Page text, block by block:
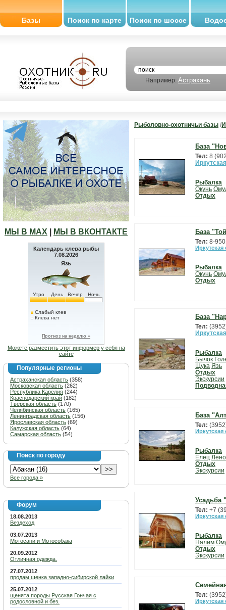
Базы Поиск по карте Поиск по шоссе
Например: Астрахань
МЫ В МАХ МЫ В ВКОНТАКТЕ
Календарь клева рыбы
7.08.2026
Язь
Утро День Вечер Ночь
Слабый клев
Клева нет
Прогноз на неделю »
Можете разместить этот информер у себя на
сайте
Популярные регионы
Астраханская область (358)
Московская область (262)
Республика Карелия (244)
Краснодарский край (182)
Тверская область (170)
Челябинская область (165)
Ленинградская область (156)
Ярославская область (69)
Калужская область (64)
Самарская область (54)
Поиск по городу
Все города »
Форум
18.08.2013
Вездеход
03.07.2013
Мотосани и Мотособака
20.09.2012
Отличная одежда.
27.07.2012
продам щенка западно-сибирской лайки
25.07.2012
щенята породы Русская Гончая с
родословной и без.
Рыболовно-охотничьи базы /
База
Тел: 8
Рыбалка
Окунь
Отдых
База
Тел: 8-
Иркутская
Рыбалка
Окунь
Отдых
База
Тел:
Рыбалка
Бычок
Щука Язь
Отдых
Экскурсии
База
Тел:
Иркутская
Рыбалка
Елец
Отдых
Экскурсии
Усадьба
Тел: +7
Иркутская
Рыбалка
Налим
Отдых
Экскурсии
Тел:
Иркутская